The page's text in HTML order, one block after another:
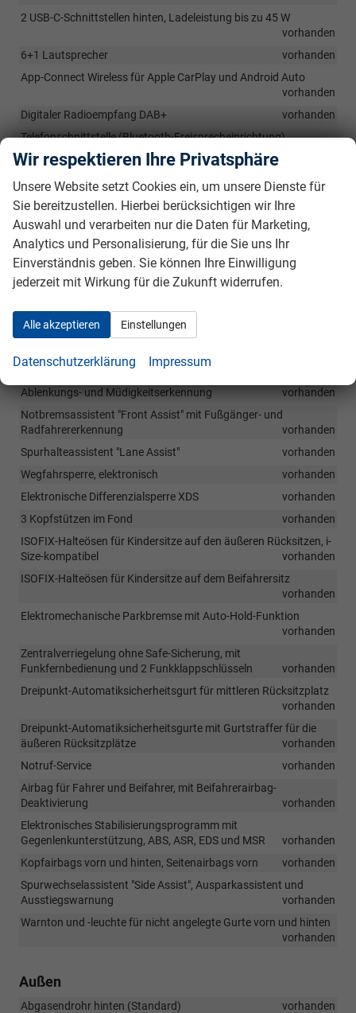
2 USB-C-Schnittstellen hinten, Ladeleistung bis zu 45 W
vorhanden
6+1 Lautsprecher
vorhanden
App-Connect Wireless für Apple CarPlay und Android Auto
vorhanden
Digitaler Radioempfang DAB+
vorhanden
Telefonschnittstelle (Bluetooth-Freisprecheinrichtung)
Nichtraucherausführung - Ablagefach und 12-V-Steckdose vorn
vorhanden
wählbar
vorhanden
12,9" Radio Ready2Discover: Infotainment-System mit 32-cm-
Display
Sicherheit & Assistenz
Abbiegebremsfunktion und Ausweichunterstützung
Ablenkungs- und Müdigkeitserkennung
vorhanden
Notbremsassistent "Front Assist" mit Fußgänger- und
Radfahrererkennung
vorhanden
Spurhalteassistent "Lane Assist"
vorhanden
Wegfahrsperre, elektronisch
vorhanden
Elektronische Differenzialsperre XDS
vorhanden
3 Kopfstützen im Fond
vorhanden
ISOFIX-Halteösen für Kindersitze auf den äußeren Rücksitzen, i-
Size-kompatibel
vorhanden
ISOFIX-Halteösen für Kindersitze auf dem Beifahrersitz
vorhanden
Elektromechanische Parkbremse mit Auto-Hold-Funktion
vorhanden
Zentralverriegelung ohne Safe-Sicherung, mit
Funkfernbedienung und 2 Funkklappschlüsseln
vorhanden
Dreipunkt-Automatiksicherheitsgurt für mittleren Rücksitzplatz
vorhanden
Dreipunkt-Automatiksicherheitsgurte mit Gurtstraffer für die
äußeren Rücksitzplätze
vorhanden
Notruf-Service
vorhanden
Airbag für Fahrer und Beifahrer, mit Beifahrerairbag-
Deaktivierung
vorhanden
Elektronisches Stabilisierungsprogramm mit
Gegenlenkunterstützung, ABS, ASR, EDS und MSR
vorhanden
Kopfairbags vorn und hinten, Seitenairbags vorn
vorhanden
Spurwechselassistent "Side Assist", Ausparkassistent und
Ausstiegswarnung
vorhanden
Warnton und -leuchte für nicht angelegte Gurte vorn und hinten
vorhanden
Außen
Abgasendrohr hinten (Standard)
vorhanden
Wir respektieren Ihre Privatsphäre
Unsere Website setzt Cookies ein, um unsere Dienste für
Sie bereitzustellen. Hierbei berücksichtigen wir Ihre
Auswahl und verarbeiten nur die Daten für Marketing,
Analytics und Personalisierung, für die Sie uns Ihr
Einverständnis geben. Sie können Ihre Einwilligung
jederzeit mit Wirkung für die Zukunft widerrufen.
Alle akzeptieren Einstellungen
Datenschutzerklärung Impressum